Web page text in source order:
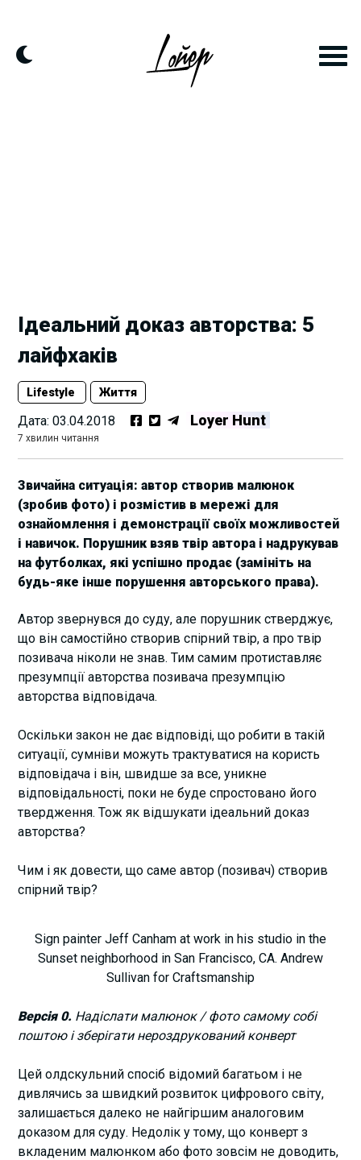
content
Ідеальний доказ авторства: 5
лайфхаків
Lifestyle Життя
Дата:03.04.2018 Loyer Hunt
7 хвилин читання
Звичайна ситуація: автор створив малюнок
(зробив фото) і розмістив в мережі для
ознайомлення і демонстрації своїх можливостей
і навичок. Порушник взяв твір автора і надрукував
на футболках, які успішно продає (замініть на
будь-яке інше порушення авторського права).
Автор звернувся до суду, але порушник стверджує,
що він самостійно створив спірний твір, а про твір
позивача ніколи не знав. Тим самим протиставляє
презумпції авторства позивача презумпцію
авторства відповідача.
Оскільки закон не дає відповіді, що робити в такій
ситуації, сумніви можуть трактуватися на користь
відповідача і він, швидше за все, уникне
відповідальності, поки не буде спростовано його
твердження. Тож як відшукати ідеальний доказ
авторства?
Чим і як довести, що саме автор (позивач) створив
спірний твір?
Sign painter Jeff Canham at work in his studio in the
Sunset neighborhood in San Francisco, CA. Andrew
Sullivan for Craftsmanship
Версія 0. Надіслати малюнок / фото самому собі
поштою і зберігати нероздрукований конверт
Цей олдскульний спосіб відомий багатьом і не
дивлячись за швидкий розвиток цифрового світу,
залишається далеко не найгіршим аналоговим
доказом для суду. Недолік у тому, що конверт з
вкладеним малюнком або фото зовсім не доводить,